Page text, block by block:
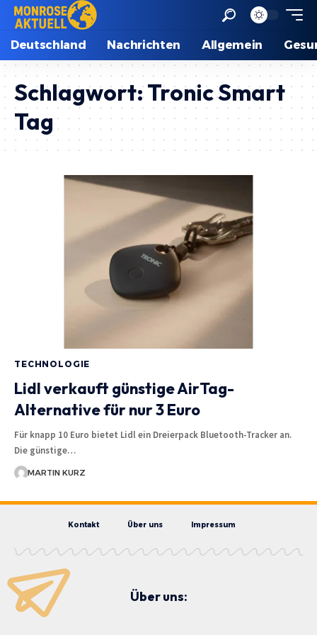
Deutschland Nachrichten Allgemein
Schlagwort:Tronic Smart
Tag
TECHNOLOGIE
Lidl verkauft günstige AirTag-
Alternative für nur 3 Euro
Für knapp 10 Euro bietet Lidl ein Dreierpack Bluetooth-Tracker an.
Die günstige…
MARTIN KURZ
Kontakt Über uns Impressum
Über uns: